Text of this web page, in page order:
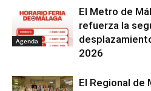
Agenda
El Metro de
refuerza la
2026
El Regional de